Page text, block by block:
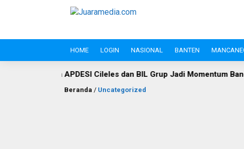
HOME LOGIN NASIONAL BANTEN
Cileles dan BIL Grup Jadi Momentum Bangun Sinergi
Beranda / Uncategorized